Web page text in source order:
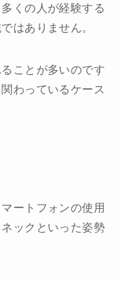
くの人が経験する
はありません。
ことが多いのです
わっているケース
ートフォンの使用
ックといった姿勢